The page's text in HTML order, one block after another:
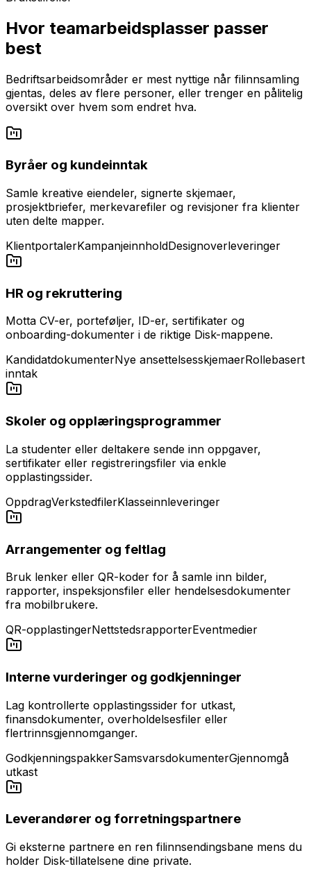
Hvor teamarbeidsplasser passer
best
Bedriftsarbeidsområder er mest nyttige når filinnsamling
gjentas, deles av flere personer, eller trenger en pålitelig
oversikt over hvem som endret hva.
Byråer og kundeinntak
Samle kreative eiendeler, signerte skjemaer,
prosjektbriefer, merkevarefiler og revisjoner fra klienter
uten delte mapper.
KlientportalerKampanjeinnholdDesignoverleveringer
HR og rekruttering
Motta CV-er, porteføljer, ID-er, sertifikater og
onboarding-dokumenter i de riktige Disk-mappene.
KandidatdokumenterNye ansettelsesskjemaerRollebasert
inntak
Skoler og opplæringsprogrammer
La studenter eller deltakere sende inn oppgaver,
sertifikater eller registreringsfiler via enkle
opplastingssider.
OppdragVerkstedfilerKlasseinnleveringer
Arrangementer og feltlag
Bruk lenker eller QR-koder for å samle inn bilder,
rapporter, inspeksjonsfiler eller hendelsesdokumenter
fra mobilbrukere.
QR-opplastingerNettstedsrapporterEventmedier
Interne vurderinger og godkjenninger
Lag kontrollerte opplastingssider for utkast,
finansdokumenter, overholdelsesfiler eller
flertrinnsgjennomganger.
GodkjenningspakkerSamsvarsdokumenterGjennomgå
utkast
Leverandører og forretningspartnere
Gi eksterne partnere en ren filinnsendingsbane mens du
holder Disk-tillatelsene dine private.